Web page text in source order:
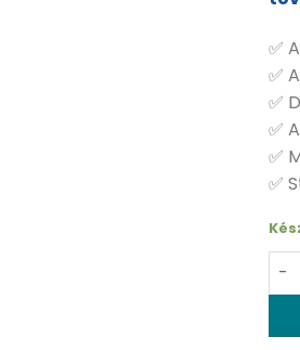
✅
✅
✅
✅
✅
✅